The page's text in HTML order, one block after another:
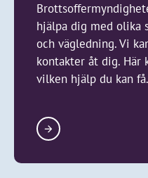
hjälpa dig med olika
och vägledning. Vi
kontakter åt dig. Här
vilken hjälp du kan få.